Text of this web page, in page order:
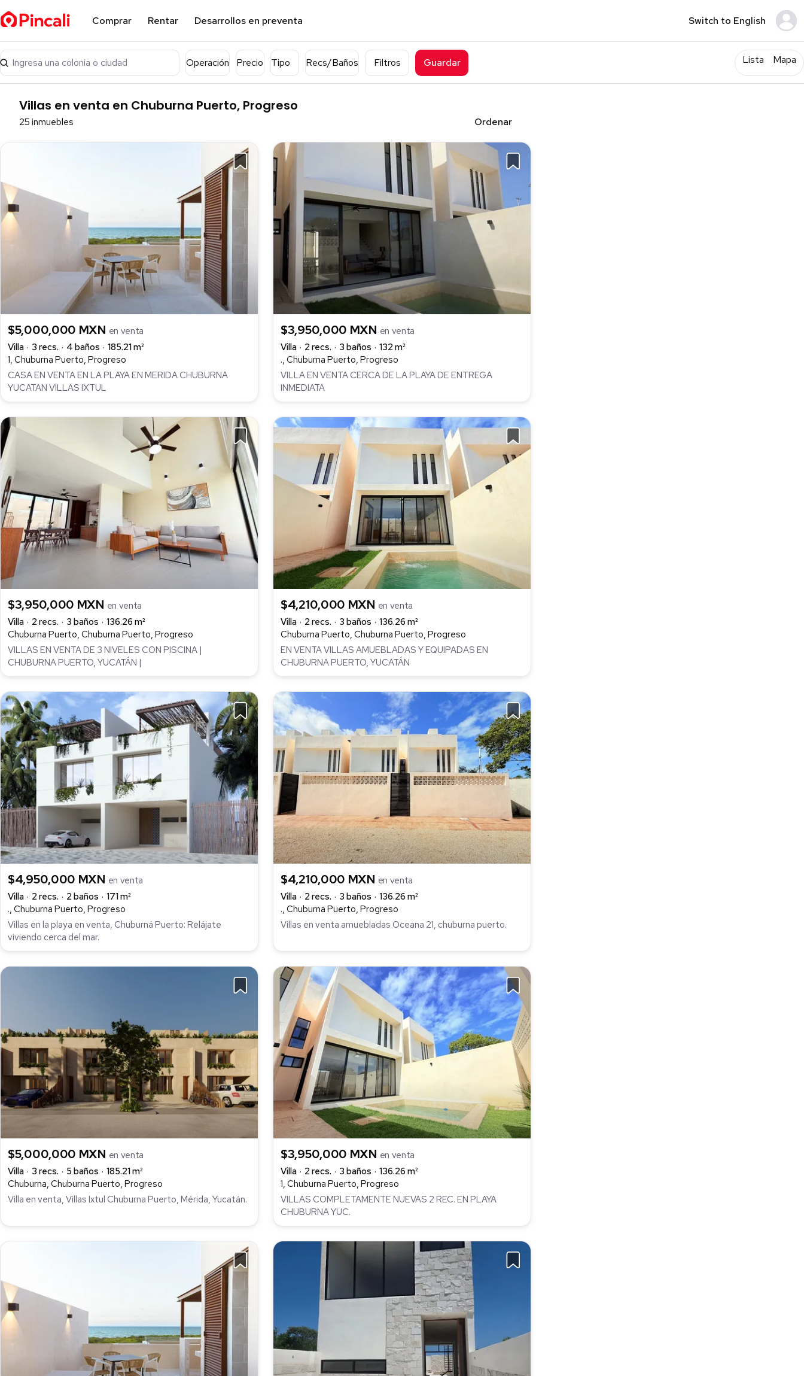
Comprar Rentar Desarrollos en preventa Switch to English
Ingresa una colonia o ciudad Operación Precio Tipo Recs/Baños Filtros Guardar Lista Mapa
Villas en venta en Chuburna Puerto, Progreso
25 inmuebles Ordenar
$5,000,000 MXN en venta
Villa
3 recs. 4 baños
185.21 m²
1, Chuburna Puerto, Progreso
CASA EN VENTA EN LA PLAYA EN MERIDA CHUBURNA
YUCATAN VILLAS IXTUL
$3,950,000 MXN en venta
Villa
2 recs. 3 baños
132 m²
., Chuburna Puerto, Progreso
VILLA EN VENTA CERCA DE LA PLAYA DE ENTREGA
INMEDIATA
$3,950,000 MXN en venta
Villa
2 recs. 3 baños
136.26 m²
Chuburna Puerto, Chuburna Puerto, Progreso
VILLAS EN VENTA DE 3 NIVELES CON PISCINA |
CHUBURNA PUERTO, YUCATÁN |
$4,210,000 MXN en venta
Villa
2 recs. 3 baños
136.26 m²
Chuburna Puerto, Chuburna Puerto, Progreso
EN VENTA VILLAS AMUEBLADAS Y EQUIPADAS EN
CHUBURNA PUERTO, YUCATÁN
$4,950,000 MXN en venta
Villa
2 recs. 2 baños
171 m²
., Chuburna Puerto, Progreso
Villas en la playa en venta, Chuburná Puerto: Relájate
viviendo cerca del mar.
$4,210,000 MXN en venta
Villa
2 recs. 3 baños
136.26 m²
., Chuburna Puerto, Progreso
Villas en venta amuebladas Oceana 21, chuburna puerto.
$5,000,000 MXN en venta
Villa
3 recs. 5 baños
185.21 m²
Chuburna, Chuburna Puerto, Progreso
Villa en venta, Villas Ixtul Chuburna Puerto, Mérida, Yucatán.
$3,950,000 MXN en venta
Villa
2 recs. 3 baños
136.26 m²
1, Chuburna Puerto, Progreso
VILLAS COMPLETAMENTE NUEVAS 2 REC. EN PLAYA
CHUBURNA YUC.